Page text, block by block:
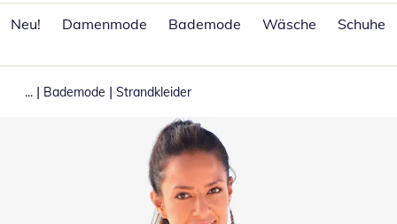
Neu!
Damenmode Bademode Wäsche Schuhe
... | Bademode | Strandkleider